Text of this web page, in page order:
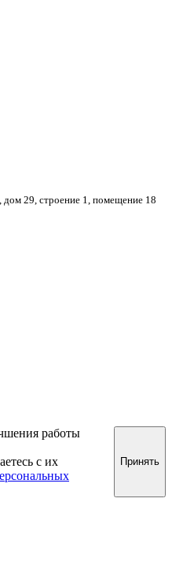
дом 29, строение 1, помещение 18
работы
с их
Принять